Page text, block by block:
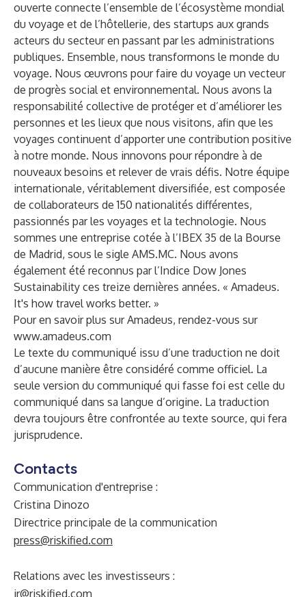
ouverte connecte l’ensemble de l’écosystème mondial
du voyage et de l’hôtellerie, des startups aux grands
acteurs du secteur en passant par les administrations
publiques. Ensemble, nous transformons le monde du
voyage. Nous œuvrons pour faire du voyage un vecteur
de progrès social et environnemental. Nous avons la
responsabilité collective de protéger et d’améliorer les
personnes et les lieux que nous visitons, afin que les
voyages continuent d’apporter une contribution positive
à notre monde. Nous innovons pour répondre à de
nouveaux besoins et relever de vrais défis. Notre équipe
internationale, véritablement diversifiée, est composée
de collaborateurs de 150 nationalités différentes,
passionnés par les voyages et la technologie. Nous
sommes une entreprise cotée à l’IBEX 35 de la Bourse
de Madrid, sous le sigle AMS.MC. Nous avons
également été reconnus par l’Indice Dow Jones
Sustainability ces treize dernières années. « Amadeus.
It's how travel works better. »
Pour en savoir plus sur Amadeus, rendez-vous sur
www.amadeus.com
Le texte du communiqué issu d’une traduction ne doit
d’aucune manière être considéré comme officiel. La
seule version du communiqué qui fasse foi est celle du
communiqué dans sa langue d’origine. La traduction
devra toujours être confrontée au texte source, qui fera
jurisprudence.
Contacts
Communication d'entreprise :
Cristina Dinozo
Directrice principale de la communication
press@riskified.com
Relations avec les investisseurs :
ir@riskified.com